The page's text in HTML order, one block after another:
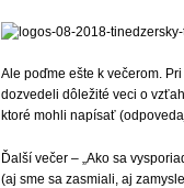
Ale poďme ešte k večerom.
dozvedeli dôležité veci o
ktoré mohli napísať
Ďalší večer – „Ako sa
(aj sme sa zasmiali, aj